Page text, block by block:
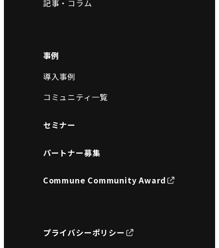
記事・コラム
事例
導入事例
コミュニティ一覧
セミナー
パートナー募集
Commune Community Award
プライバシーポリシー